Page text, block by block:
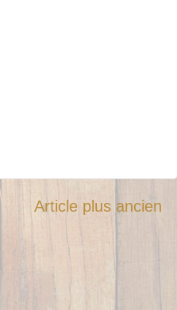
Article plus ancien